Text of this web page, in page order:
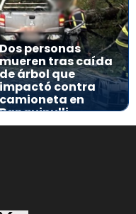
Dos personas
mueren tras caída
de árbol que
impactó contra
camioneta en
Panguipulli